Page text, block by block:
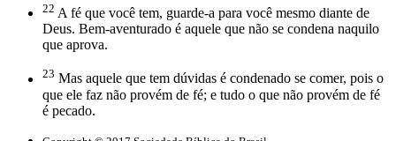
22 A fé que você tem, guarde-a para você mesmo diante de
Deus. Bem-aventurado é aquele que não se condena naquilo
que aprova.
23 Mas aquele que tem dúvidas é condenado se comer, pois o
que ele faz não provém de fé; e tudo o que não provém de fé
é pecado.